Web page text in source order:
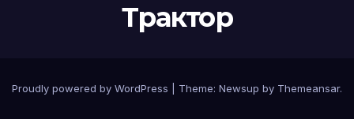
Трактор
Proudly powered by WordPress Theme: Newsup by Themeansar.